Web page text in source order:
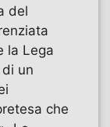
del
la Lega
un
che